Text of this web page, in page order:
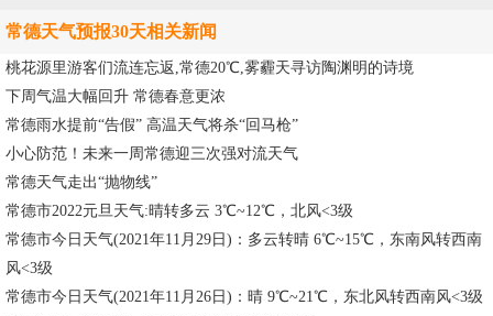
常德天气预报30天相关新闻
桃花源里游客们流连忘返,常德20℃,雾霾天寻访陶渊明的诗境
下周气温大幅回升 常德春意更浓
常德雨水提前“告假” 高温天气将杀“回马枪”
小心防范！未来一周常德迎三次强对流天气
常德天气走出“抛物线”
常德市2022元旦天气:晴转多云 3℃~12℃，北风<3级
常德市今日天气(2021年11月29日)：多云转晴 6℃~15℃，东南风转西南
风<3级
常德市今日天气(2021年11月26日)：晴 9℃~21℃，东北风转西南风<3级